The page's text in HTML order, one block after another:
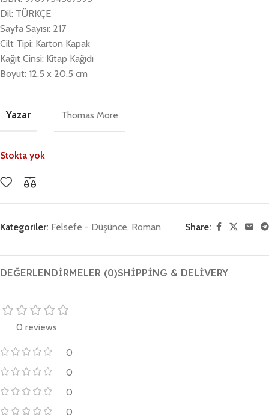
Dil: TÜRKÇE
Sayfa Sayısı: 217
Cilt Tipi: Karton Kapak
Kağıt Cinsi: Kitap Kağıdı
Boyut: 12.5 x 20.5 cm
Yazar Thomas More
Stokta yok
Kategoriler: Felsefe - Düşünce, Roman Share:
DEĞERLENDIRMELER (0)SHIPPING & DELIVERY
0 reviews
0
0
0
0